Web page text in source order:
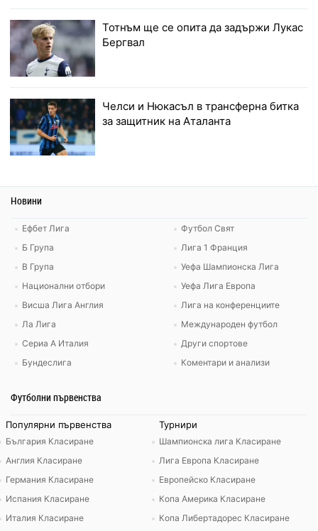
Тотнъм ще се опита да задържи Лукас
Бергвал
Челси и Нюкасъл в трансферна битка
за защитник на Аталанта
Новини
Ефбет Лига
Б Група
В Група
Национални отбори
Висша Лига Англия
Ла Лига
Сериа А Италия
Бундеслига
Футбол Свят
Лига 1 Франция
Уефа Шампионска Лига
Уефа Лига Европа
Лига на конференциите
Международен футбол
Други спортове
Коментари и анализи
Футболни първенства
Популярни първенства
България Класиране
Англия Класиране
Германия Класиране
Испания Класиране
Италия Класиране
Турнири
Шампионска лига Класиране
Лига Европа Класиране
Европейско Класиране
Копа Америка Класиране
Копа Либертадорес Класиране